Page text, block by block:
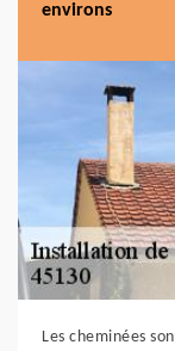
environs
Les cheminées